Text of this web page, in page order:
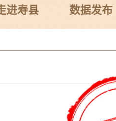
进寿县 数据发布